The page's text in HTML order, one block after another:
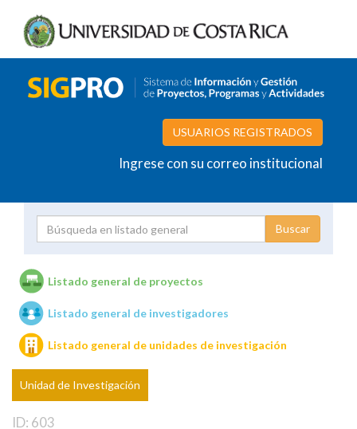
USUARIOS REGISTRADOS
Ingrese con su correo institucional
Unidades de investigación
Listado general de proyectos
Listado general de investigadores
Listado general de unidades de investigación
Unidad de Investigación
ID: 603